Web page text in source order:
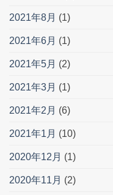
2021年8月 (1)
2021年6月 (1)
2021年5月 (2)
2021年3月 (1)
2021年2月 (6)
2021年1月 (10)
2020年12月 (1)
2020年11月 (2)